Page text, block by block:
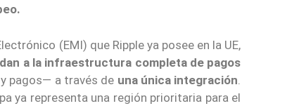
(EMI) que Ripple ya posee en la UE,
a la infraestructura completa de pagos
pagos— a través de una única integración
ya representa una región prioritaria para el